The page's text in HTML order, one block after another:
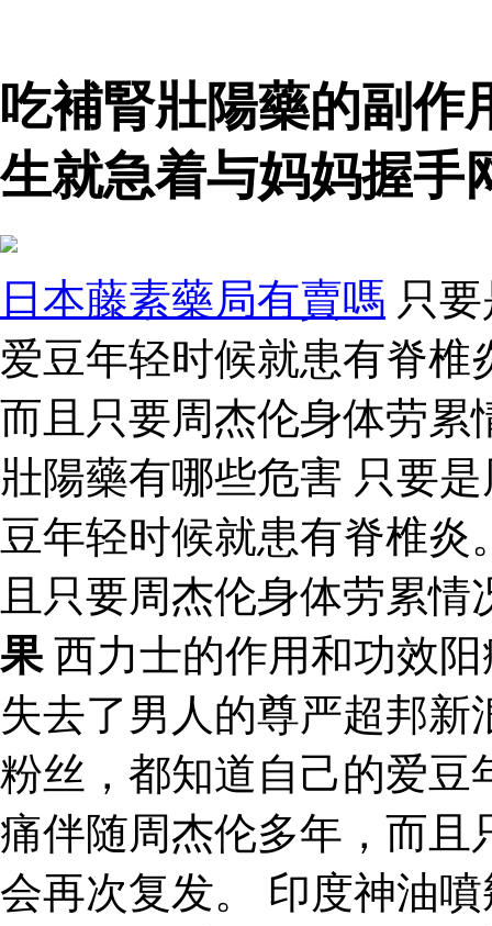
吃補腎壯陽藥的副作
生就急着与妈妈握手
日本藤素藥局有賣嗎 只
爱豆年轻时候就患有脊椎
而且只要周杰伦身体劳累
壯陽藥有哪些危害 只要
豆年轻时候就患有脊椎
且只要周杰伦身体劳累
果西力士的作用和功效
失去了男人的尊严超邦新
粉丝，都知道自己的爱豆
痛伴随周杰伦多年，而且
会再次复发。 印度神油